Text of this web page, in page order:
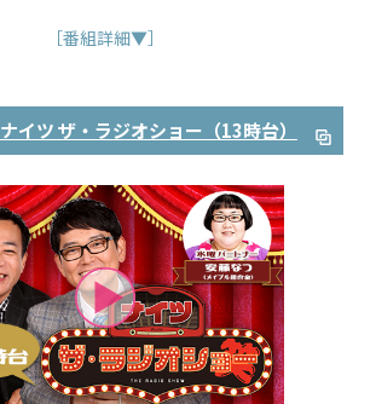
［番組詳細▼］
ナイツ ザ・ラジオショー（13時台）